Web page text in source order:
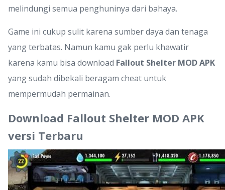
melindungi semua penghuninya dari bahaya.
Game ini cukup sulit karena sumber daya dan tenaga
yang terbatas. Namun kamu gak perlu khawatir
karena kamu bisa download Fallout Shelter MOD APK
yang sudah dibekali beragam cheat untuk
mempermudah permainan.
Download Fallout Shelter MOD APK
versi Terbaru